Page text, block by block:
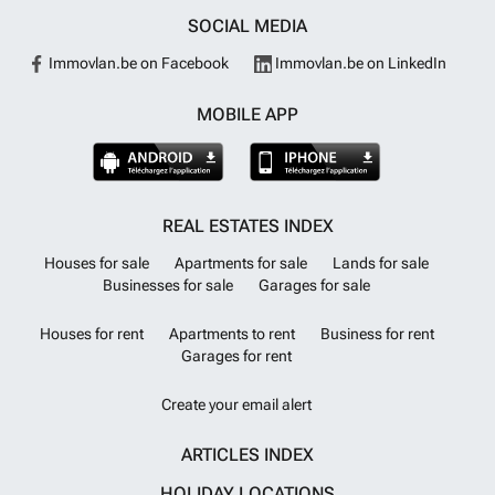
SOCIAL MEDIA
Immovlan.be on Facebook Immovlan.be on LinkedIn
MOBILE APP
REAL ESTATES INDEX
Houses for sale Apartments for sale
Lands for sale
Businesses for sale
Garages for sale
Houses for rent Apartments to rent
Business for rent
Garages for rent
Create your email alert
ARTICLES INDEX